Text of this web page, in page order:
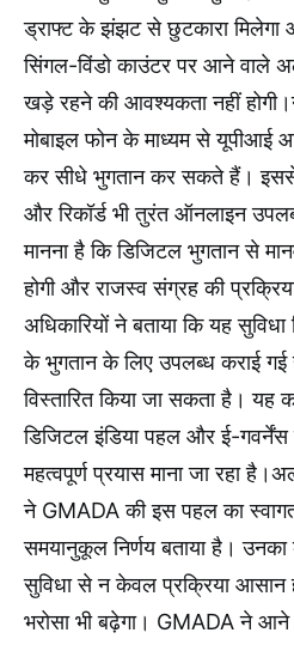
ड्राफ्ट के झंझट से छुटकारा मिलेगा
सिंगल-विंडो काउंटर पर आने वाले
खड़े रहने की आवश्यकता नहीं
मोबाइल फोन के माध्यम से यूपीआई
कर सीधे भुगतान कर सकते हैं। इससे
और रिकॉर्ड भी तुरंत ऑनलाइन
मानना है कि डिजिटल भुगतान से
होगी और राजस्व संग्रह की
अधिकारियों ने बताया कि यह
के भुगतान के लिए उपलब्ध कराई
विस्तारित किया जा सकता है। यह
डिजिटल इंडिया पहल और ई-गवर्नेंस
महत्वपूर्ण प्रयास माना जा रहा
ने GMADA की इस पहल का
समयानुकूल निर्णय बताया है।
सुविधा से न केवल प्रक्रिया आसान
भरोसा भी बढ़ेगा। GMADA ने